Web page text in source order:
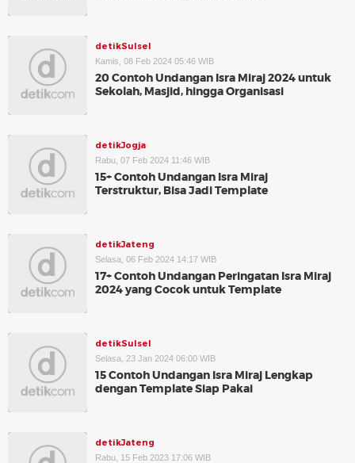
detikSulsel
Kamis, 08 Feb 2024 05:46 WIB
20 Contoh Undangan Isra Miraj 2024 untuk
Sekolah, Masjid, hingga Organisasi
detikJogja
Rabu, 07 Feb 2024 11:46 WIB
15+ Contoh Undangan Isra Miraj
Terstruktur, Bisa Jadi Template
detikJateng
Selasa, 06 Feb 2024 14:17 WIB
17+ Contoh Undangan Peringatan Isra Miraj
2024 yang Cocok untuk Template
detikSulsel
Selasa, 23 Jan 2024 06:00 WIB
15 Contoh Undangan Isra Miraj Lengkap
dengan Template Siap Pakai
detikJateng
Rabu, 15 Feb 2023 17:06 WIB